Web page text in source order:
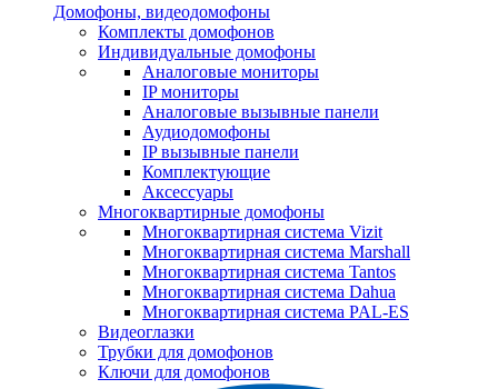
Домофоны, видеодомофоны
Комплекты домофонов
Индивидуальные домофоны
Аналоговые мониторы
IP мониторы
Аналоговые вызывные панели
Аудиодомофоны
IP вызывные панели
Комплектующие
Аксессуары
Многоквартирные домофоны
Многоквартирная система Vizit
Многоквартирная система Marshall
Многоквартирная система Tantos
Многоквартирная система Dahua
Многоквартирная система PAL-ES
Видеоглазки
Трубки для домофонов
Ключи для домофонов